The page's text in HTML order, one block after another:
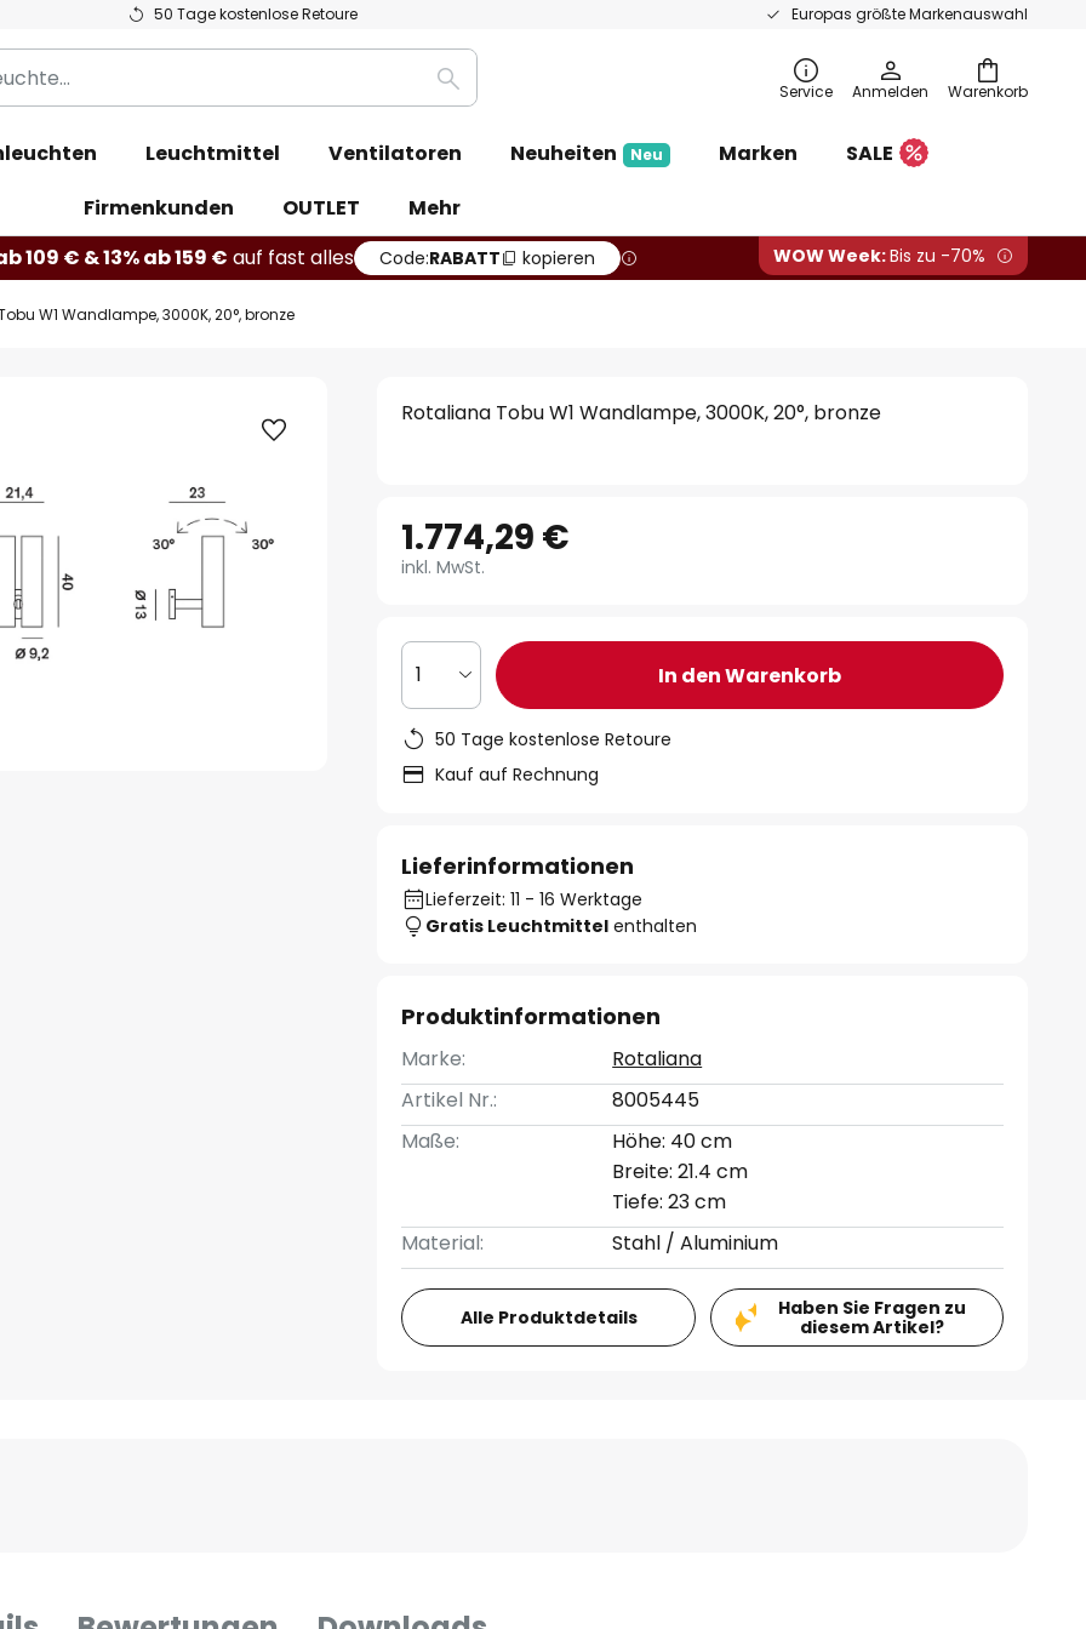
50 Tage kostenlose Retoure Europas größte Markenauswahl
Warenkorb
Suche Service Anmelden
Leuchtmittel Ventilatoren Neuheiten Neu Marken
SALE
Firmenkunden
OUTLET
Mehr
109 € & 13% ab 159 € auf fast alles Code:RABATT kopieren WOW Week:Bis zu -70%
W1 Wandlampe, 3000K, 20°, bronze
Rotaliana Tobu W1 Wandlampe, 3000K, 20°, bronze
1.774,29 €
inkl. MwSt.
1 In den Warenkorb
50 Tage kostenlose Retoure
Kauf auf Rechnung
Lieferinformationen
Lieferzeit: 11 - 16 Werktage
Gratis Leuchtmittel enthalten
Produktinformationen
Marke:
Rotaliana
Artikel Nr.:
8005445
Maße:
Höhe: 40 cm
Breite: 21.4 cm
Tiefe: 23 cm
Material:
Stahl / Aluminium
Alle Produktdetails
Haben Sie Fragen zu
diesem Artikel?